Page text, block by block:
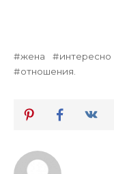
жена интересно
отношения.